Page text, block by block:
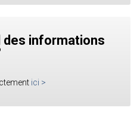
des informations
ici >